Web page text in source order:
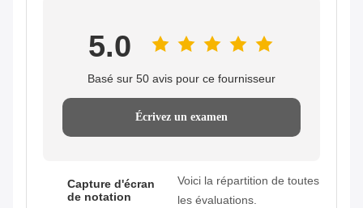
5.0
Basé sur 50 avis pour ce fournisseur
Écrivez un examen
Capture d'écran
de notation
Voici la répartition de toutes
les évaluations.